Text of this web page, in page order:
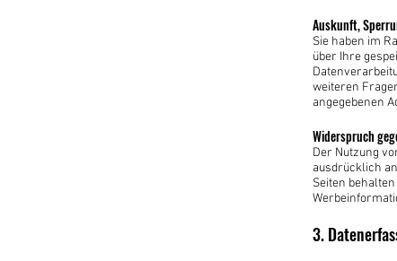
Auskunft,
Sie haben im
über Ihre
weiteren
angegebenen
Widerspruch
Der Nutzung
ausdrücklich
Seiten
3.